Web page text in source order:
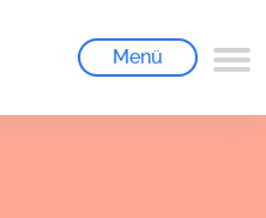
Menü